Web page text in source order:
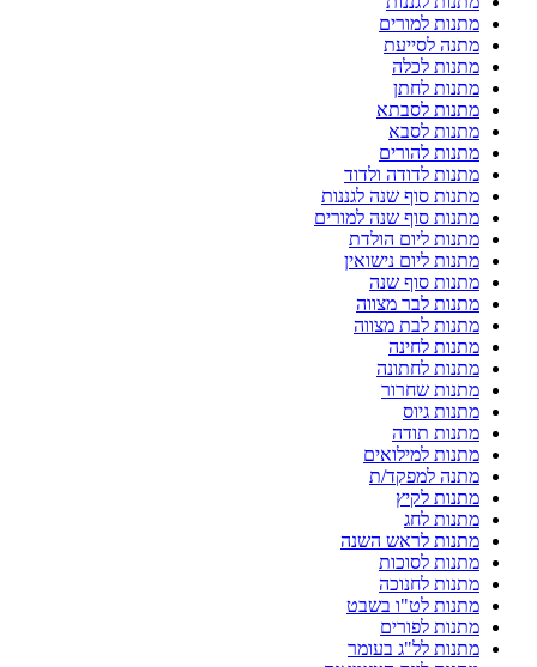
מתנות למורים
מתנה לסייעת
מתנות לכלה
מתנות לחתן
מתנות לסבתא
מתנות לסבא
מתנות להורים
מתנות לדודה ולדוד
מתנות סוף שנה לגננות
מתנות סוף שנה למורים
מתנות ליום הולדת
מתנות ליום נישואין
מתנות סוף שנה
מתנות לבר מצווה
מתנות לבת מצווה
מתנות לחינה
מתנות לחתונה
מתנות שחרור
מתנות גיוס
מתנות תודה
מתנות למילואים
מתנה למפקד/ת
מתנות לקיץ
מתנות לחג
מתנות לראש השנה
מתנות לסוכות
מתנות לחנוכה
מתנות לט"ו בשבט
מתנות לפורים
מתנות לל"ג בעומר